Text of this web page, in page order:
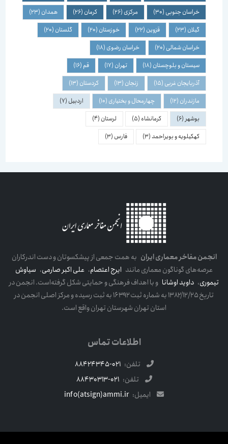
خراسان جنوبی(30) مرکزی(26) کرمان(26) همدان(23)
گیلان(23) قزوین(22) خوزستان(20) گلستان(20)
خراسان شمالی(20) خراسان رضوی(18)
سیستان و بلوچستان(18) تهران(17)
(16)
آذربایجان غربی(15) زنجان(13) کردستان(13)
مازندران(12) چهارمحال و بختیاری(10) اردبیل(7)
بوشهر(6) کرمانشاه(5) لرستان(4)
کهکیلویه و بویراحمد(3) فارس(3)
انجمن مفاخر معماری ایرانبه همت جمعی از پیشکسوتان و دست اندرکاران
عرصه‌های گوناگون معماری مانندایرج اعتصام،علی اکبر صارمی،سیاوش
تیموری،داوید اوشاناو با اهداف فرهنگی و حمایتی شکل گرفته‌است. انجمن در
تاریخ ۱۳۸۲/۱۲/۲۵ به شماره ثبت ۱۶۳۹۲ به ثبت رسیده و مرکز اصلی انجمن در
استان تهران شهرستان تهران واقع است.
اطلاعات تماس
تلفن: 021-88424345
تلفن: 021-88430313
ایمیل: info(atsign)ammi.ir